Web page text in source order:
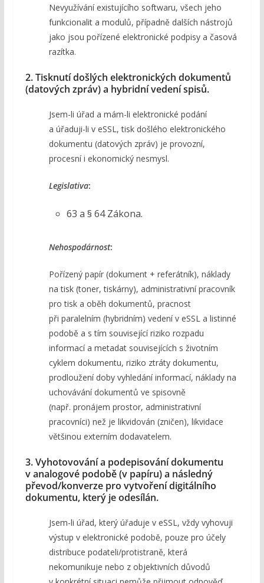
Nevyužívání existujícího softwaru, všech jeho
funkcionalit a modulů, případně dalších nástrojů
jako jsou pořízené elektronické podpisy a časová
razítka.
2. Tisknutí došlých elektronických dokumentů
(datových zpráv) a hybridní vedení spisů.
Jsem-li úřad a mám-li elektronické podání
a úřaduji-li v eSSL, tisk došlého elektronického
dokumentu (datových zpráv) je provozní,
procesní i ekonomický nesmysl.
Legislativa:
63 a § 64 Zákona.
Nehospodárnost:
Pořízený papír (dokument + referátník), náklady
na tisk (toner, tiskárny), administrativní pracovník
pro tisk a oběh dokumentů, pracnost
při paralelním (hybridním) vedení v eSSL a listinné
podobě a s tím související riziko rozpadu
informací a metadat souvisejících s životním
cyklem dokumentu, riziko ztráty dokumentu,
prodloužení doby vyhledání informací, náklady na
uchovávání dokumentů ve spisovně
(např. pronájem prostor, administrativní
pracovníci) než je likvidován (zničen), likvidace
většinou externím dodavatelem.
3. Vyhotovování a podepisování dokumentu
v analogové podobě (v papíru) a následný
převod/konverze pro vytvoření digitálního
dokumentu, který je odesílán.
Jsem-li úřad, který úřaduje v eSSL, vždy vyhovuji
výstup v elektronické podobě, pouze pro účely
distribuce podateli/protistraně, která
nekomunikuje nebo z objektivních důvodů